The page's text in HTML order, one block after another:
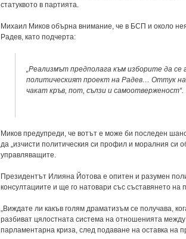
статуквото в партията.
Михаил Миков обърна внимание, че в БСП и около
Радев, като подчерта:
„Реализмът предполага към изборите да
политическият проект на Радев… Оттук
чакат кръв, пот, сълзи и самоотверженост“.
Миков предупреди, че вотът е може би последен
да „изчисти политическия си профил и моралния си
управляващите.
Президентът Илияна Йотова е опитен и разумен
консултациите и ще го натовари със съставянето
„Виждате ли какъв голям драматизъм се получава,
разбиват цялостната система на отношенията
парламентарна криза, след подаване на оставка на